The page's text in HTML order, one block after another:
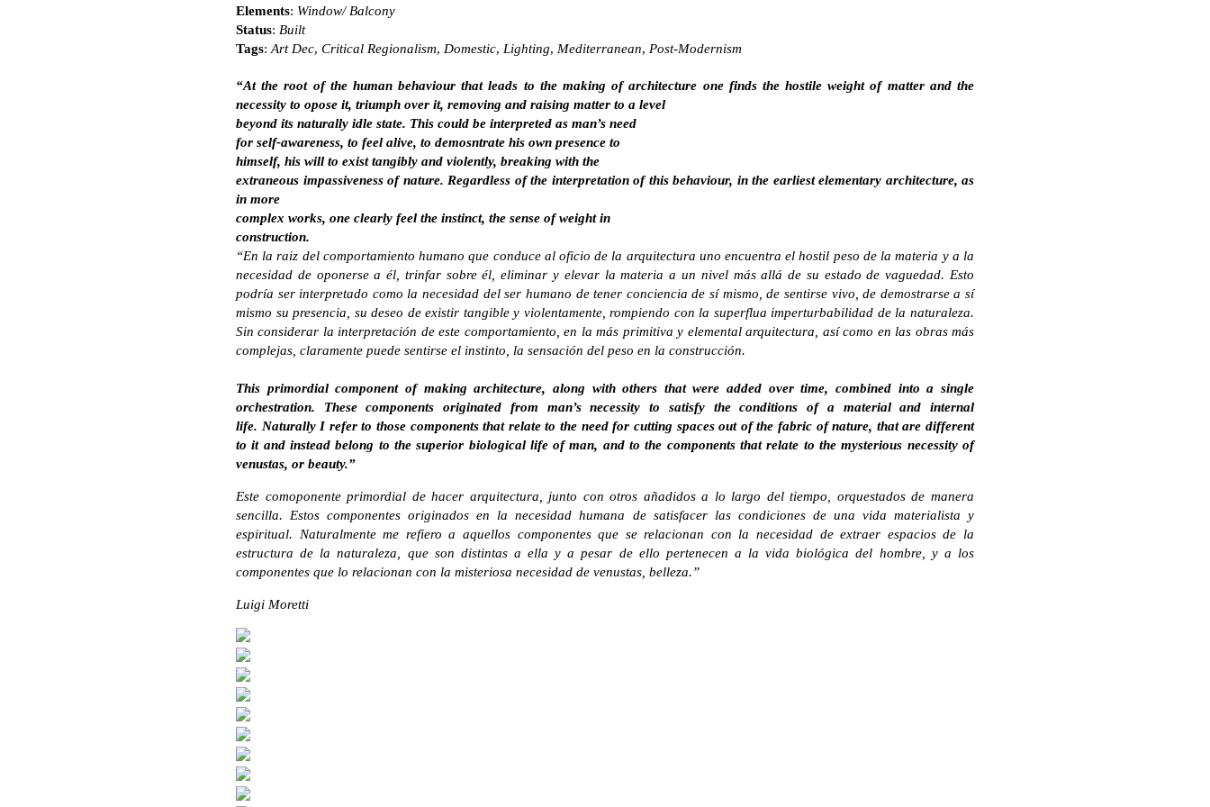
Elements: Window/ Balcony
Status: Built
Tags: Art Dec, Critical Regionalism, Domestic, Lighting, Mediterranean, Post-Modernism
“At the root of the human behaviour that leads to the making of architecture one finds the hostile weight of matter and the
necessity to opose it, triumph over it, removing and raising matter to a level
beyond its naturally idle state. This could be interpreted as man’s need
for self-awareness, to feel alive, to demosntrate his own presence to
himself, his will to exist tangibly and violently, breaking with the
extraneous impassiveness of nature. Regardless of the interpretation of this behaviour, in the earliest elementary architecture, as
in more
complex works, one clearly feel the instinct, the sense of weight in
construction.
“En la raiz del comportamiento humano que conduce al oficio de la arquitectura uno encuentra el hostil peso de la materia y a la
necesidad de oponerse a él, trinfar sobre él, eliminar y elevar la materia a un nivel más allá de su estado de vaguedad. Esto
podría ser interpretado como la necesidad del ser humano de tener conciencia de sí mismo, de sentirse vivo, de demostrarse a sí
mismo su presencia, su deseo de existir tangible y violentamente, rompiendo con la superflua imperturbabilidad de la naturaleza.
Sin considerar la interpretación de este comportamiento, en la más primitiva y elemental arquitectura, así como en las obras más
complejas, claramente puede sentirse el instinto, la sensación del peso en la construcción.
This primordial component of making architecture, along with others that were added over time, combined into a single
orchestration. These components originated from man’s necessity to satisfy the conditions of a material and internal
life. Naturally I refer to those components that relate to the need for cutting spaces out of the fabric of nature, that are different
to it and instead belong to the superior biological life of man, and to the components that relate to the mysterious necessity of
venustas, or beauty.”
Este comoponente primordial de hacer arquitectura, junto con otros añadidos a lo largo del tiempo, orquestados de manera
sencilla. Estos componentes originados en la necesidad humana de satisfacer las condiciones de una vida materialista y
espiritual. Naturalmente me refiero a aquellos componentes que se relacionan con la necesidad de extraer espacios de la
estructura de la naturaleza, que son distintas a ella y a pesar de ello pertenecen a la vida biológica del hombre, y a los
componentes que lo relacionan con la misteriosa necesidad de venustas, belleza.”
Luigi Moretti